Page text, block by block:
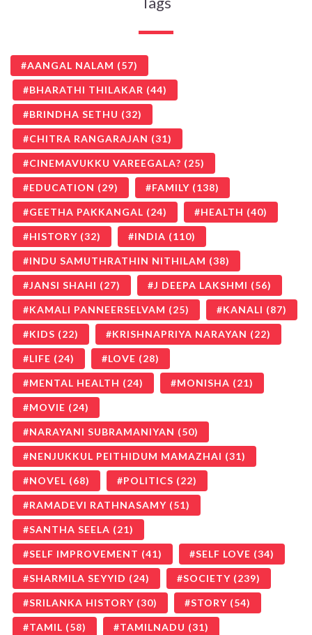
AANGAL NALAM (57)
BHARATHI THILAKAR (44)
BRINDHA SETHU (32)
CHITRA RANGARAJAN (31)
CINEMAVUKKU VAREEGALA? (25)
EDUCATION (29) FAMILY (138)
GEETHA PAKKANGAL (24) HEALTH (40)
HISTORY (32) INDIA (110)
INDU SAMUTHRATHIN NITHILAM (38)
JANSI SHAHI (27) J DEEPA LAKSHMI (56)
KAMALI PANNEERSELVAM (25) KANALI (87)
KIDS (22) KRISHNAPRIYA NARAYAN (22)
LIFE (24) LOVE (28)
MENTAL HEALTH (24) MONISHA (21)
MOVIE (24)
NARAYANI SUBRAMANIYAN (50)
NENJUKKUL PEITHIDUM MAMAZHAI (31)
NOVEL (68) POLITICS (22)
RAMADEVI RATHNASAMY (51)
SANTHA SEELA (21)
SELF IMPROVEMENT (41) SELF LOVE (34)
SHARMILA SEYYID (24) SOCIETY (239)
SRILANKA HISTORY (30) STORY (54)
TAMIL (58) TAMILNADU (31)